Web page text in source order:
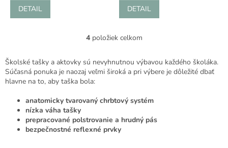
DETAIL DETAIL
O
l
á
c
e
p
4položiek celkom
Školské tašky a aktovky sú nevyhnutnou výbavou každého školáka.
Súčasná ponuka je naozaj veľmi široká a pri výbere je dôležité dbať
hlavne na to, aby taška bola:
anatomicky tvarovaný chrbtový systém
nízka váha tašky
prepracované polstrovanie a hrudný pás
bezpečnostné reflexné prvky